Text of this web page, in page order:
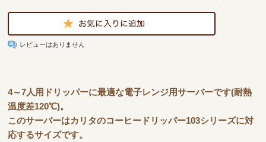
レビューはありません
4～7人用ドリッパーに最適な電子レンジ用サーバーです(耐熱
温度差120℃)。
このサーバーはカリタのコーヒードリッパー103シリーズに対
応するサイズです。